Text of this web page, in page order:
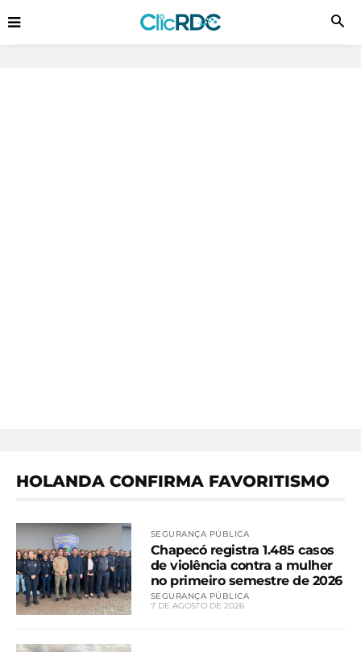
HOLANDA CONFIRMA FAVORITISMO
SEGURANÇA PÚBLICA
Chapecó registra 1.485 casos
de violência contra a mulher
no primeiro semestre de 2026
SEGURANÇA PÚBLICA
7 DE AGOSTO DE 2026